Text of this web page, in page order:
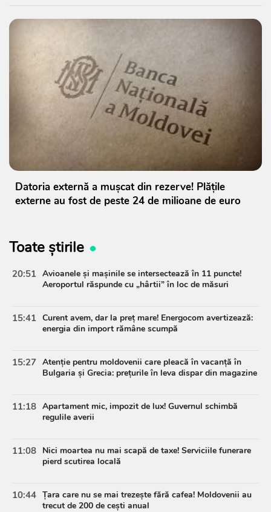
Datoria externă a mușcat din rezerve! Plățile
externe au fost de peste 24 de milioane de euro
Toate știrile
20:51 Avioanele și mașinile se intersectează în 11 puncte!
Aeroportul răspunde cu „hârtii” în loc de măsuri
15:41 Curent avem, dar la preț mare! Energocom avertizează:
energia din import rămâne scumpă
15:27 Atenție pentru moldovenii care pleacă în vacanță în
Bulgaria și Grecia: prețurile în leva dispar din magazine
11:18 Apartament mic, impozit de lux! Guvernul schimbă
regulile averii
11:08 Nici moartea nu mai scapă de taxe! Serviciile funerare
pierd scutirea locală
10:44 Țara care nu se mai trezește fără cafea! Moldovenii au
trecut de 200 de cești anual